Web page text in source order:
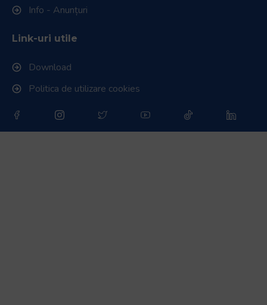
Info - Anunțuri
Link-uri utile
Download
Politica de utilizare cookies